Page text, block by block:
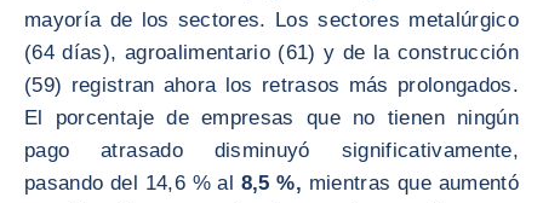
mayoría de los sectores. Los sectores metalúrgico
(64 días), agroalimentario (61) y de la construcción
(59) registran ahora los retrasos más prolongados.
El porcentaje de empresas que no tienen ningún
pago atrasado disminuyó significativamente,
pasando del 14,6 % al 8,5 %, mientras que aumentó